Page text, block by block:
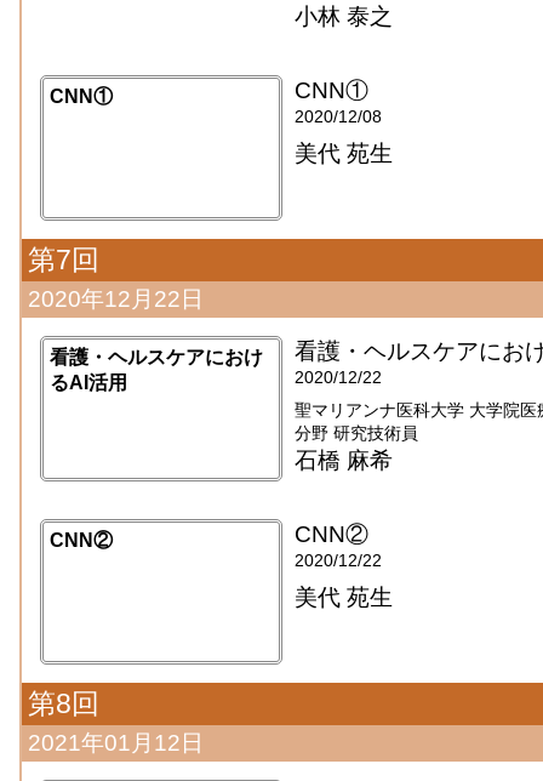
小林 泰之
CNN① CNN①
2020/12/08
美代 苑生
第7回
2020年12月22日
看護・ヘルスケアにおけ
るAI活用
看護・ヘルスケアにお
2020/12/22
聖マリアンナ医科大学 大学院
分野 研究技術員
石橋 麻希
CNN② CNN②
2020/12/22
美代 苑生
第8回
2021年01月12日